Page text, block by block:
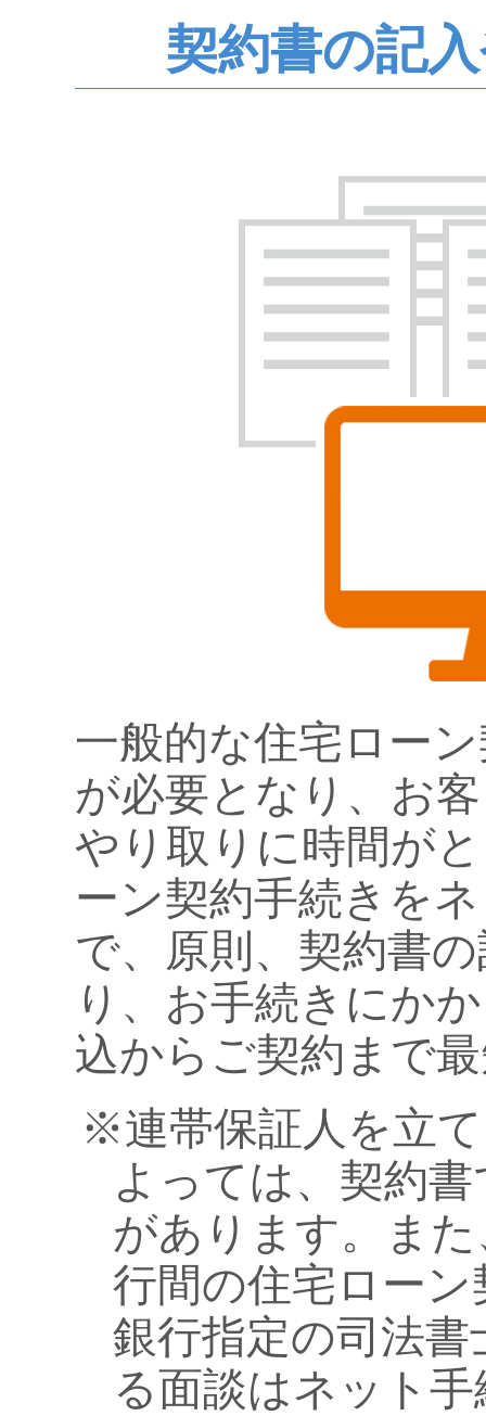
契約書の記
一般的な住宅ロー
が必要となり、お
やり取りに時間が
ーン契約手続きを
で、原則、契約書
り、お手続きにか
込からご契約まで
※連帯保証人を立
よっては、契約
があります。ま
行間の住宅ロー
銀行指定の司法
る面談はネット